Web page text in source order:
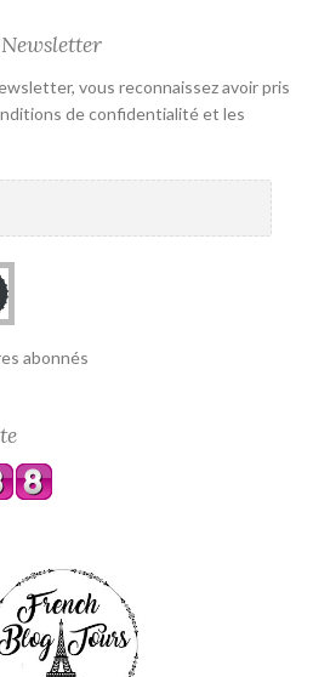
vous reconnaissez avoir pris
de confidentialité et les
abonnés